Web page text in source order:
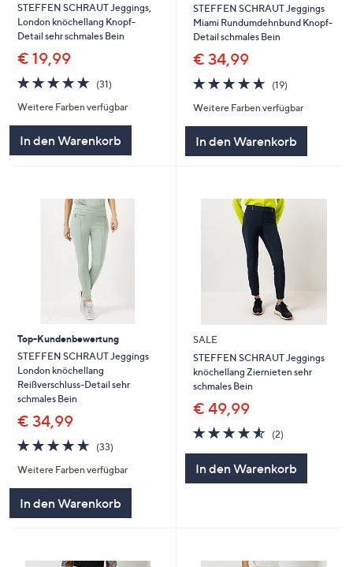
STEFFEN SCHRAUT Jeggings,
London knöchellang Knopf-
Detail sehr schmales Bein
€ 19,99
4.7
von
5
(31)
Weitere Farben verfügbar
In den Warenkorb
STEFFEN SCHRAUT Jeggings
Miami Rundumdehnbund Knopf-
Detail schmales Bein
€ 34,99
4.6
von
5
(19)
Weitere Farben verfügbar
In den Warenkorb
Top-Kundenbewertung
STEFFEN SCHRAUT Jeggings
London knöchellang
Reißverschluss-Detail sehr
schmales Bein
€ 34,99
4.6
von
5
(33)
Weitere Farben verfügbar
In den Warenkorb
SALE
STEFFEN SCHRAUT Jeggings
knöchellang Ziernieten sehr
schmales Bein
€ 49,99
4.5
von
5
(2)
In den Warenkorb